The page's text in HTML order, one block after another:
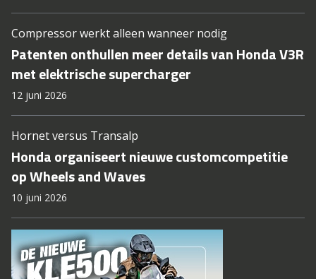
Compressor werkt alleen wanneer nodig
Patenten onthullen meer details van Honda V3R
met elektrische supercharger
12 juni 2026
Hornet versus Transalp
Honda organiseert nieuwe customcompetitie
op Wheels and Waves
10 juni 2026